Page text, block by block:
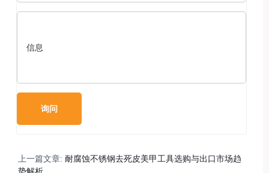
上一篇文章: 耐腐蚀不锈钢去死皮美甲工具选购与出口市场趋